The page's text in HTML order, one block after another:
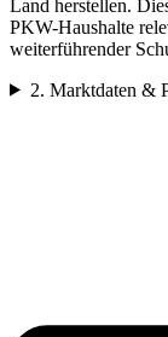
Land herstellen.
PKW-Haushalte
weiterführender
2. Marktdaten &